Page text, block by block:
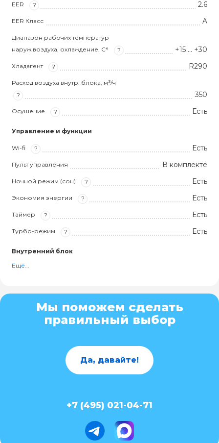
EER ? 2.6
EER Класс A
Диапазон рабочих температур
наруж.воздуха, охлаждение, С°
? +15 … +30
Хладагент ? R290
Расход воздуха внутр. блока, м³/ч
?
350
Осушение ? Есть
Управление и функции
Wi-fi ? Есть
Пульт управления В комплекте
Ночной режим (сон) ? Есть
Экономия энергии ? Есть
Таймер ? Есть
Турбо-режим ? Есть
Внутренний блок
Ещё...
Мы поможем сделать
правильный выбор
Да, давайте!
+7 (495) 021-04-71